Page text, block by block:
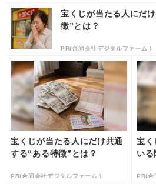
宝くじが当たる人にだ
徴”とは？
PR(合同会社デジタルファーム )
宝くじが当たる人にだけ共通
する“ある特徴”とは？
PR(合同会社デジタルファーム )
宝く
い
PR(合